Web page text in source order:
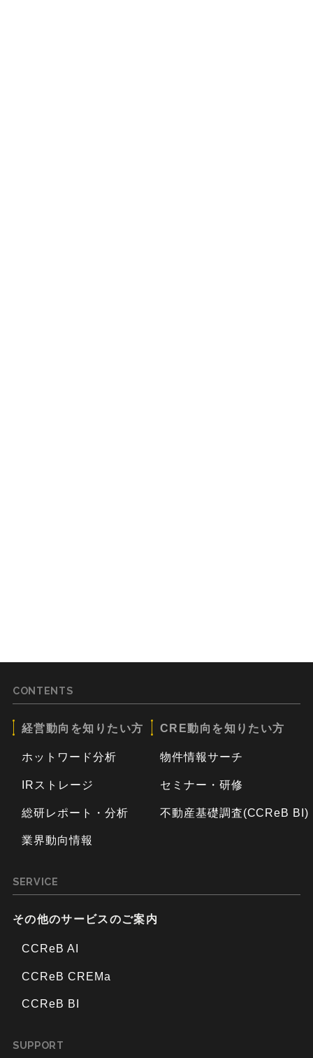
CONTENTS
経営動向を知りたい方
ホットワード分析
IRストレージ
総研レポート・分析
業界動向情報
CRE動向を知りたい方
物件情報サーチ
セミナー・研修
不動産基礎調査(CCReB BI)
SERVICE
その他のサービスのご案内
CCReB AI
CCReB CREMa
CCReB BI
SUPPORT